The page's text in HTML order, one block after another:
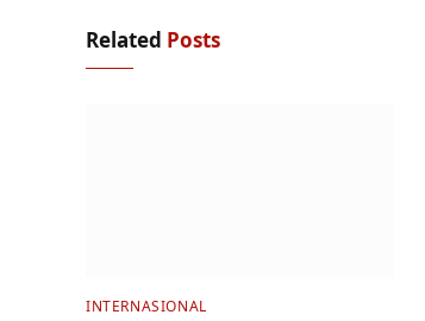
Related Posts
INTERNASIONAL